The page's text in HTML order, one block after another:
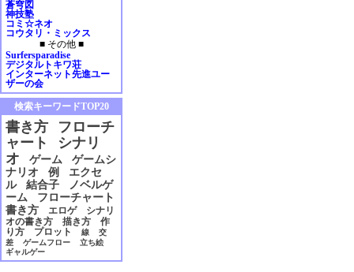
2007年08月
2007年07月
2007年06月
2007年05月
2007年04月
2007年03月
2007年02月
2007年01月
2006年12月
2006年11月
2006年10月
2006年09月
2006年08月
2006年07月
2006年06月
2006年05月
2006年04月
2006年03月
2006年02月
蒼穹図
神技塾
コミ☆ネオ
コウタリ・ミックス
■ その他 ■
Surfersparadise
デジタルトキワ荘
インターネット先進ユー
ザーの会
検索キーワードTOP20
書き方
フローチ
ャート
シナリ
オ
ゲーム
ゲームシ
ナリオ
例
エクセ
ル
結合子
ノベルゲ
ーム
フローチャート
書き方
エロゲ
シナリ
オの書き方
描き方
作
り方
プロット 線
交
差
ゲームフロー
立ち絵
ギャルゲー